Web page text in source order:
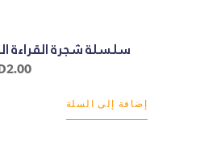
سلسلة شجرة القراءة
2.00
إضافة إلى السلة